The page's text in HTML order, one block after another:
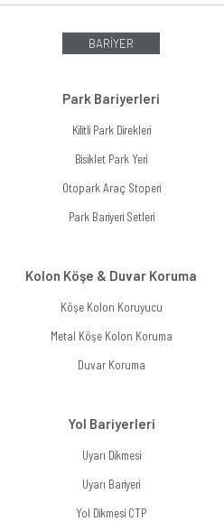
BARİYER
Park Bariyerleri
Kilitli Park Direkleri
Bisiklet Park Yeri
Otopark Araç Stoperi
Park Bariyeri Setleri
Kolon Köşe & Duvar Koruma
Köşe Kolon Koruyucu
Metal Köşe Kolon Koruma
Duvar Koruma
Yol Bariyerleri
Uyarı Dikmesi
Uyarı Bariyeri
Yol Dikmesi CTP